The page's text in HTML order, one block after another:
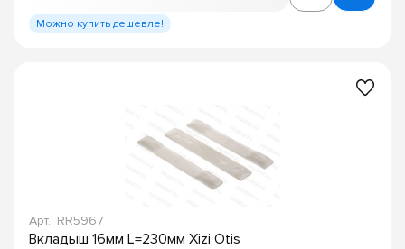
Можно купить дешевле!
Арт.: RR5967
Вкладыш 16мм L=230мм Xizi Otis